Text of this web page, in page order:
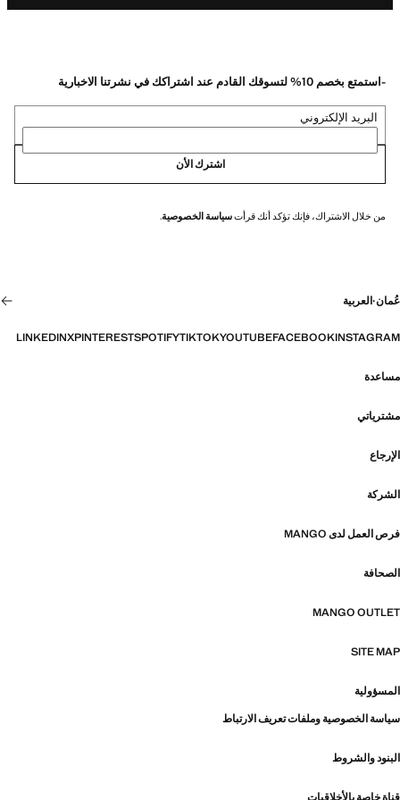
-استمتع بخصم 10% لتسوقك القادم عند اشتراكك في نشرتنا الاخبارية
البريد الإلكتروني
اشترك الأن
من خلال الاشتراك، فإنك تؤكد أنك قرأتسياسة الخصوصية.
عُمان·العربية
INSTAGRAM
FACEBOOK
YOUTUBE
TIKTOK
SPOTIFY
PINTEREST
X
LINKEDIN
مساعدة
مشترياتي
الإرجاع
الشركة
فرص العمل لدى MANGO
الصحافة
MANGO OUTLET
SITE MAP
المسؤولية
سياسة الخصوصية وملفات تعريف الارتباط
البنود والشروط